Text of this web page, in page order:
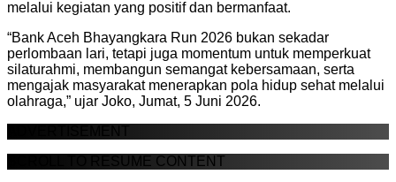
melalui kegiatan yang positif dan bermanfaat.
“Bank Aceh Bhayangkara Run 2026 bukan sekadar
perlombaan lari, tetapi juga momentum untuk memperkuat
silaturahmi, membangun semangat kebersamaan, serta
mengajak masyarakat menerapkan pola hidup sehat melalui
olahraga,” ujar Joko, Jumat, 5 Juni 2026.
ADVERTISEMENT
SCROLL TO RESUME CONTENT